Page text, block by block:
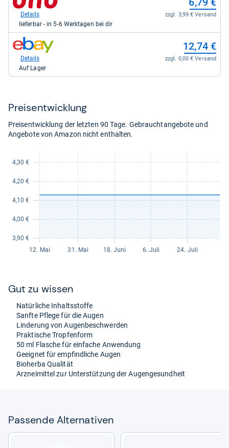
Shop:
Otto.de
6,79
kaufen.
zzgl. 3,99 € Versand
Details
lieferbar - in 5-6 Werktagen bei dir
zum
Shop:
eBay
12,74 €
zzgl. 0,00 € Versand
Details
Auf Lager
Preis­ent­wick­lung
Preisentwicklung der letzten 90 Tage. Gebrauchtangebote und
Angebote von Amazon nicht enthalten.
Gut zu wis­sen
Natür­li­che Inhaltss­toffe
Sanfte Pflege für die Augen
Lin­de­rung von Augen­be­schwer­den
Prak­ti­sche Trop­fen­form
50 ml Fla­sche für ein­fa­che Anwen­dung
Geeig­net für emp­find­li­che Augen
Bio­herba Qua­li­tät
Arz­nei­mit­tel zur Unter­stüt­zung der Augen­ge­sund­heit
Pas­sende Alter­na­ti­ven